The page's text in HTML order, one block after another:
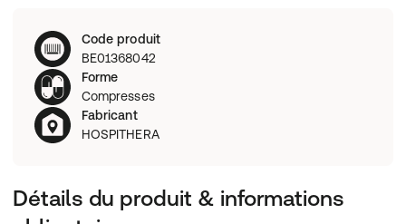
Code produit
BE01368042
Forme
Compresses
Fabricant
HOSPITHERA
Détails du produit & informations